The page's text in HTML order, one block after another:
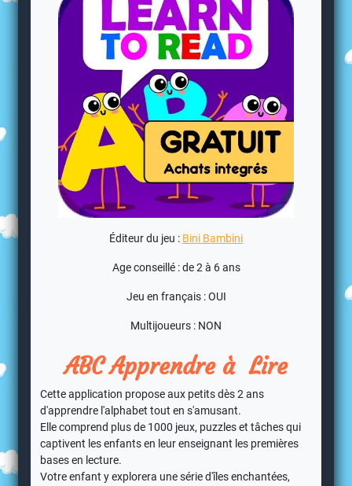
Éditeur du jeu : Bini Bambini
Age conseillé : de 2 à 6 ans
Jeu en français : OUI
Multijoueurs : NON
ABC Apprendre à Lire
Cette application propose aux petits dès 2 ans
d'apprendre l'alphabet tout en s'amusant.
Elle comprend plus de 1000 jeux, puzzles et tâches qui
captivent les enfants en leur enseignant les premières
bases en lecture.
Votre enfant y explorera une série d'îles enchantées,